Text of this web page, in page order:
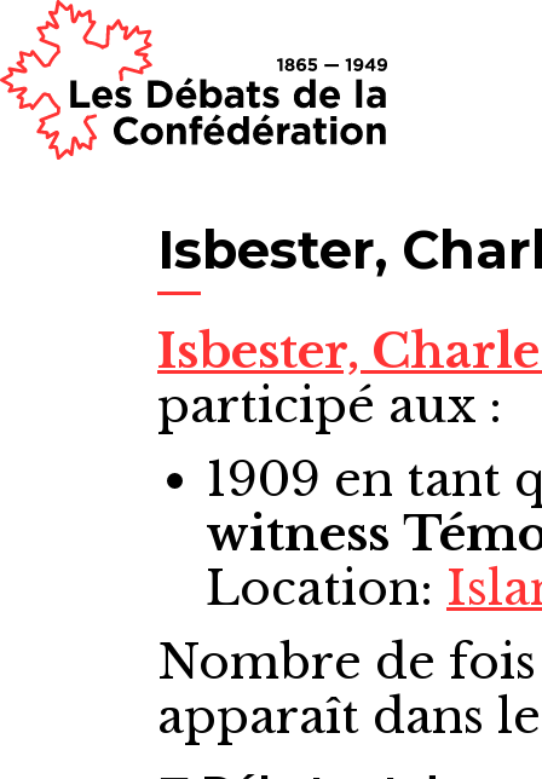
Isbester,
Isbester,
participé aux :
1909 en tant
witness
Location:
Nombre de
apparaît dans